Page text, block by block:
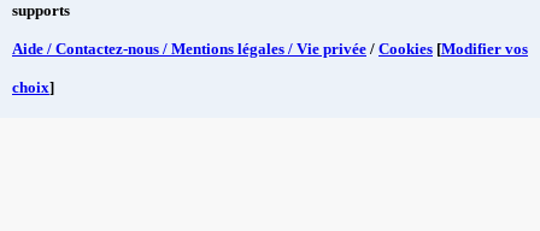
supports
Aide / Contactez-nous / Mentions légales / Vie privée / Cookies [Modifier vos
choix]